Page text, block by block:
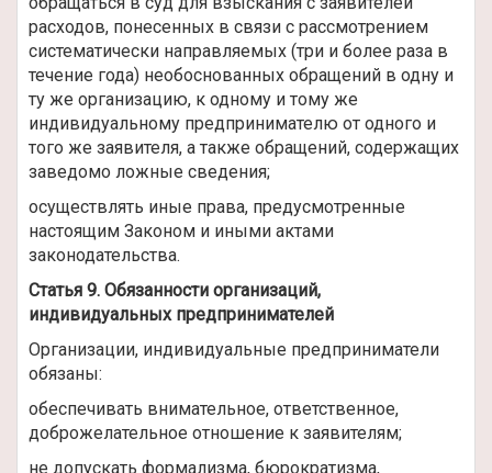
расходов, понесенных в связи с рассмотрением
систематически направляемых (три и более раза в
течение года) необоснованных обращений в одну и
ту же организацию, к одному и тому же
индивидуальному предпринимателю от одного и
того же заявителя, а также обращений, содержащих
заведомо ложные сведения;
осуществлять иные права, предусмотренные
настоящим Законом и иными актами
законодательства.
Статья 9. Обязанности организаций,
индивидуальных предпринимателей
Организации, индивидуальные предприниматели
обязаны:
обеспечивать внимательное, ответственное,
доброжелательное отношение к заявителям;
не допускать формализма, бюрократизма,